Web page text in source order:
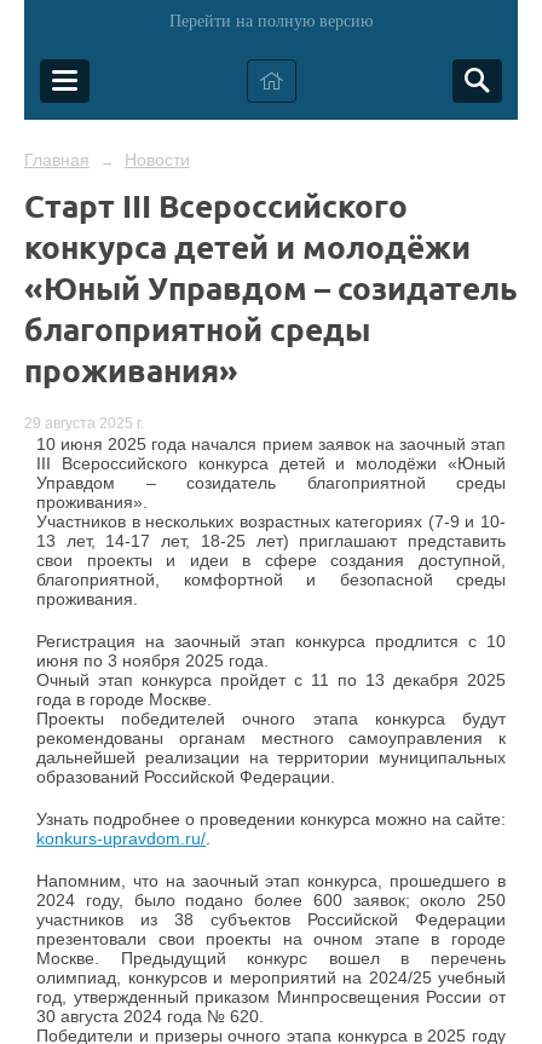
Перейти на полную версию
Главная → Новости
Старт III Всероссийского
конкурса детей и молодёжи
«Юный Управдом – созидатель
благоприятной среды
проживания»
29 августа 2025 г.
10 июня 2025 года начался прием заявок на заочный этап
III Всероссийского конкурса детей и молодёжи «Юный
Управдом – созидатель благоприятной среды
проживания».
Участников в нескольких возрастных категориях (7-9 и 10-
13 лет, 14-17 лет, 18-25 лет) приглашают представить
свои проекты и идеи в сфере создания доступной,
благоприятной, комфортной и безопасной среды
проживания.
Регистрация на заочный этап конкурса продлится с 10
июня по 3 ноября 2025 года.
Очный этап конкурса пройдет с 11 по 13 декабря 2025
года в городе Москве.
Проекты победителей очного этапа конкурса будут
рекомендованы органам местного самоуправления к
дальнейшей реализации на территории муниципальных
образований Российской Федерации.
Узнать подробнее о проведении конкурса можно на сайте:
konkurs-upravdom.ru/
Напомним, что на заочный этап конкурса, прошедшего в
2024 году, было подано более 600 заявок; около 250
участников из 38 субъектов Российской Федерации
презентовали свои проекты на очном этапе в городе
Москве. Предыдущий конкурс вошел в перечень
олимпиад, конкурсов и мероприятий на 2024/25 учебный
год, утвержденный приказом Минпросвещения России от
30 августа 2024 года № 620.
Победители и призеры очного этапа конкурса в 2025 году